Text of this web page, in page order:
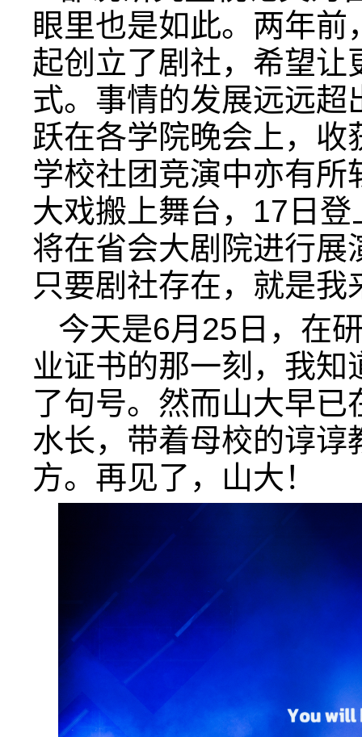
眼里也是如此。两年
起创立了剧社，希望让
式。事情的发展远远
跃在各学院晚会上，
学校社团竞演中亦有
大戏搬上舞台，17日
将在省会大剧院进行展
只要剧社存在，就是我
今天是6月25日，在
业证书的那一刻，我
了句号。然而山大早
水长，带着母校的谆谆
方。再见了，山大！